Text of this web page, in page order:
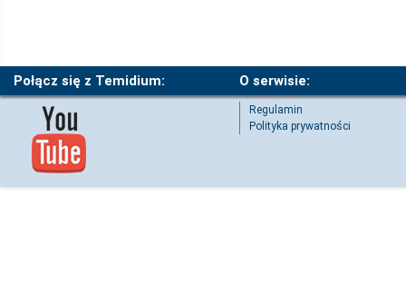
Połącz się z Temidium: O serwisie:
Regulamin
Polityka prywatności